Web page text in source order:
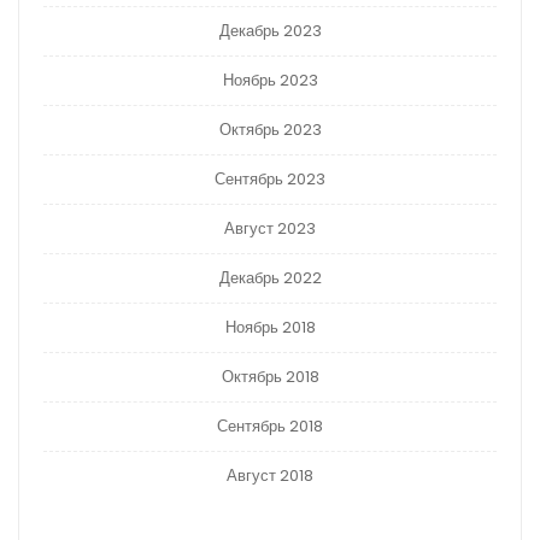
Декабрь 2023
Ноябрь 2023
Октябрь 2023
Сентябрь 2023
Август 2023
Декабрь 2022
Ноябрь 2018
Октябрь 2018
Сентябрь 2018
Август 2018